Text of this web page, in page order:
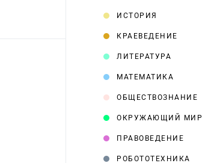
ИСТОРИЯ
КРАЕВЕДЕНИЕ
ЛИТЕРАТУРА
МАТЕМАТИКА
ОБЩЕСТВОЗНАНИЕ
ОКРУЖАЮЩИЙ МИР
ПРАВОВЕДЕНИЕ
РОБОТОТЕХНИКА